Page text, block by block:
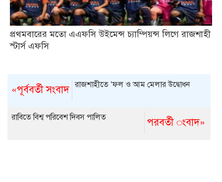
প্রথমবারের মতো এএফসি উইমেন্স চ্যাম্পিয়ন্স লিগে রাজশাহী
স্টার্স এফসি
«পূর্ববর্তী সংবাদ রাজশাহীতে ‘ফল ও আম মেলার উদ্বোধন
পরবর্তী ংবাদ»
রাবিতে বিশ্ব পরিবেশ দিবস পালিত